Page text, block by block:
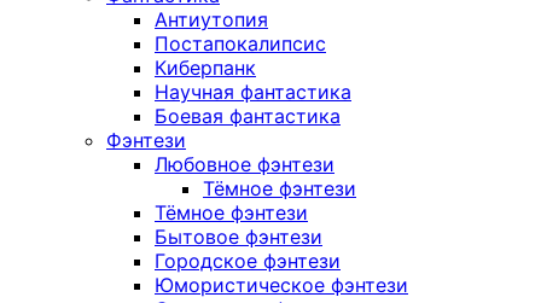
Антиутопия
Постапокалипсис
Киберпанк
Научная фантастика
Боевая фантастика
Фэнтези
Любовное фэнтези
Тёмное фэнтези
Тёмное фэнтези
Бытовое фэнтези
Городское фэнтези
Юмористическое фэнтези